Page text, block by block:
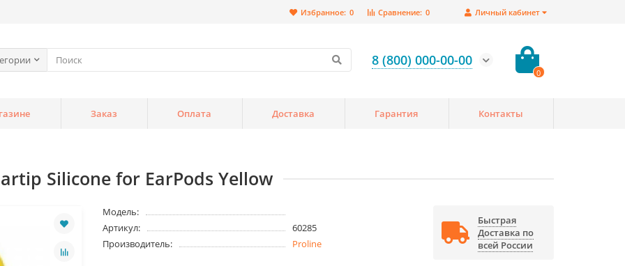
Личный кабинет
Сравнение: 0
Избранное: 0
8 (800) 000-00-00
0
Заказ Оплата Доставка Гарантия Контакты
Silicone for EarPods Yellow
Модель:
Артикул:
60285
Производитель:
Proline
Быстрая
Доставка по
всей России